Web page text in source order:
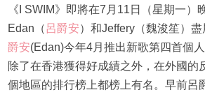
《I SWIM》即將在7月11日（星期一）
Edan（呂爵安）和Jeffery（魏浚笙）盡
爵安(Edan)今年4月推出新歌第四首個
除了在香港獲得好成績之外，在外國的
個地區的排行榜上都榜上有名。早前呂